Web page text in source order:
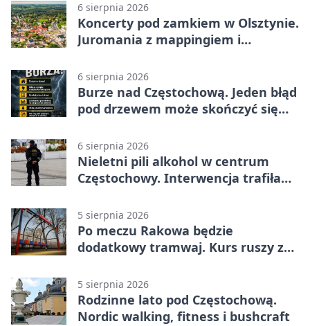
6 sierpnia 2026
Koncerty pod zamkiem w Olsztynie.
Juromania z mappingiem i
6 sierpnia 2026
Burze nad Częstochową. Jeden błąd
pod drzewem może skończyć się
6 sierpnia 2026
Nieletni pili alkohol w centrum
Częstochowy. Interwencja trafiła
5 sierpnia 2026
Po meczu Rakowa będzie
dodatkowy tramwaj. Kurs ruszy ze
5 sierpnia 2026
Rodzinne lato pod Częstochową.
Nordic walking, fitness i bushcraft